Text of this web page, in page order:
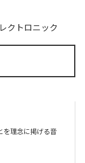
クトロニック
を理念に掲げる音